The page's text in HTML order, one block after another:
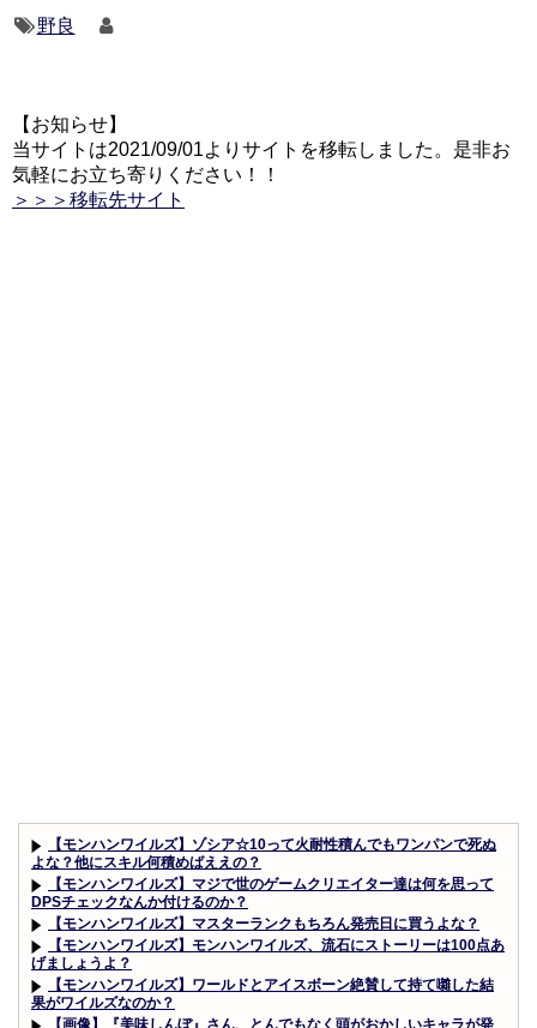
野良
【お知らせ】
当サイトは2021/09/01よりサイトを移転しました。是非お
気軽にお立ち寄りください！！
＞＞＞移転先サイト
【モンハンワイルズ】ゾシア☆10って火耐性積んでもワンパンで死ぬ
よな？他にスキル何積めばええの？
【モンハンワイルズ】マジで世のゲームクリエイター達は何を思って
DPSチェックなんか付けるのか？
【モンハンワイルズ】マスターランクもちろん発売日に買うよな？
【モンハンワイルズ】モンハンワイルズ、流石にストーリーは100点あ
げましょうよ？
【モンハンワイルズ】ワールドとアイスボーン絶賛して持て囃した結
果がワイルズなのか？
【画像】『美味しんぼ』さん、とんでもなく頭がおかしいキャラが発